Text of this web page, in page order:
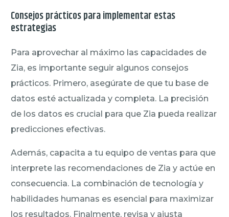
Consejos prácticos para implementar estas
estrategias
Para aprovechar al máximo las capacidades de
Zia, es importante seguir algunos consejos
prácticos. Primero, asegúrate de que tu base de
datos esté actualizada y completa. La precisión
de los datos es crucial para que Zia pueda realizar
predicciones efectivas.
Además, capacita a tu equipo de ventas para que
interprete las recomendaciones de Zia y actúe en
consecuencia. La combinación de tecnología y
habilidades humanas es esencial para maximizar
los resultados. Finalmente, revisa y ajusta